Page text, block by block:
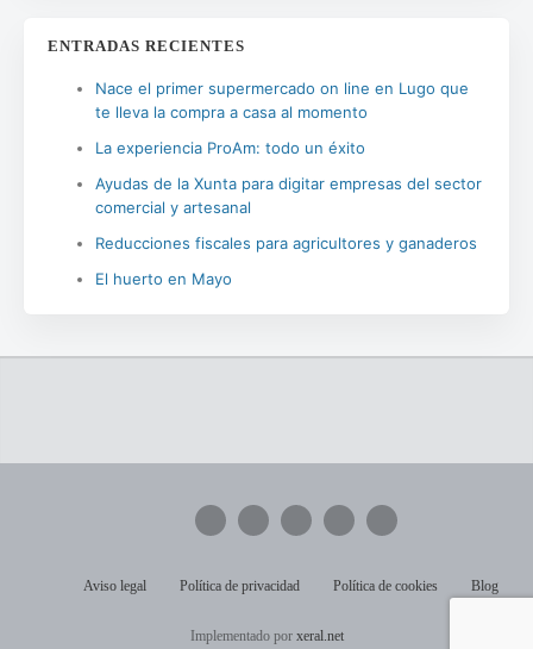
ENTRADAS RECIENTES
Nace el primer supermercado on line en Lugo que
te lleva la compra a casa al momento
La experiencia ProAm: todo un éxito
Ayudas de la Xunta para digitar empresas del sector
comercial y artesanal
Reducciones fiscales para agricultores y ganaderos
El huerto en Mayo
Aviso legal Política de privacidad Política de cookies Blog
Implementado por xeral.net